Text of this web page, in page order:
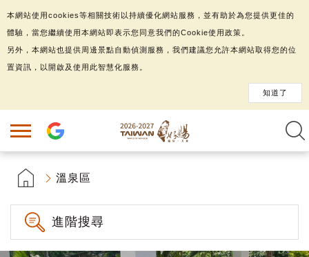
溫泉區
進階搜尋
本網站使用cookies等相關技術以持續優化網站服務，並有助於為您提供更佳的
體驗，當您繼續使用本網站即表示您同意我們的Cookie使用政策。
另外，本網站也提供周邊景點自動偵測服務，我們建議您允許本網站取得您的位
置資訊，以開啟及使用此智慧化服務。
知道了